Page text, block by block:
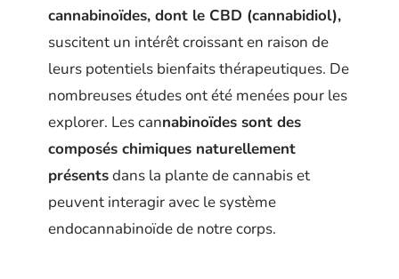
cannabinoïdes, dont le CBD (cannabidiol),
suscitent un intérêt croissant en raison de
leurs potentiels bienfaits thérapeutiques. De
nombreuses études ont été menées pour les
explorer. Les cannabinoïdes sont des
composés chimiques naturellement
présentsdans la plante de cannabis et
peuvent interagir avec le système
endocannabinoïde de notre corps.